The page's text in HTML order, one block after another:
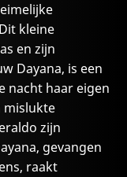
kleine
en zijn
Dayana, is een
nacht haar eigen
mislukte
zijn
gevangen
raakt